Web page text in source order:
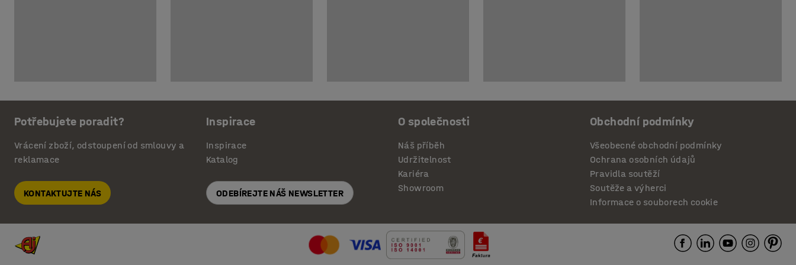
Potřebujete poradit?
Vrácení zboží, odstoupení od smlouvy a
reklamace
KONTAKTUJTE NÁS
Inspirace
Inspirace
Katalog
ODEBÍREJTE NÁŠ NEWSLETTER
O společnosti
Náš příběh
Udržitelnost
Kariéra
Showroom
Obchodní podmínky
Všeobecné obchodní podmínky
Ochrana osobních údajů
Pravidla soutěží
Soutěže a výherci
Informace o souborech cookie